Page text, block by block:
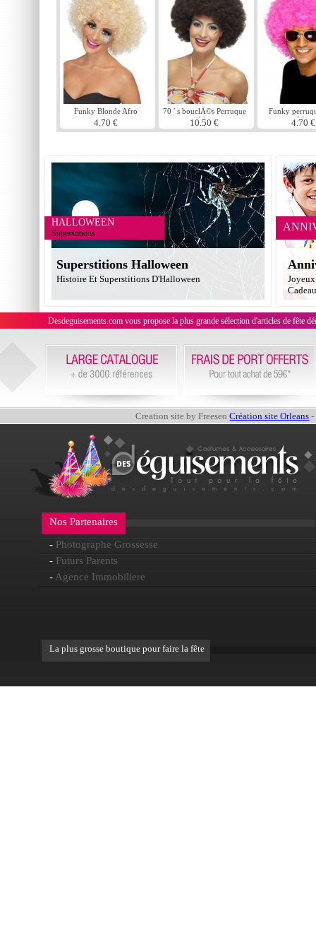
Funky Blonde Afro
4.70 €
70 ' s bouclÃ©s Perruque
Afro
10.50 €
Funky
Afro
4.70 €
HALLOWEEN
Superstitions
Superstitions Halloween
Histoire Et Superstitions D'Halloween
Desdeguisements.com vous propose la plus grande sélection d'articles de fête
Creation site by FreeseoCréation site Orleans -
Nos Partenaires
- Photographe Grossesse
- Futurs Parents
- Agence Immobiliere
La plus grosse boutique pour faire la fête